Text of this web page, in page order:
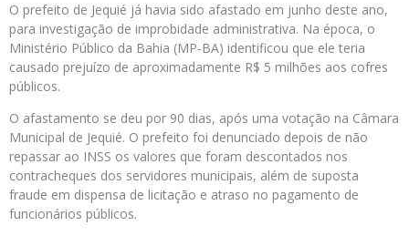
O prefeito de Jequié já havia sido afastado em junho deste ano,
para investigação de improbidade administrativa. Na época, o
Ministério Público da Bahia (MP-BA) identificou que ele teria
causado prejuízo de aproximadamente R$ 5 milhões aos cofres
públicos.
O afastamento se deu por 90 dias, após uma votação na Câmara
Municipal de Jequié. O prefeito foi denunciado depois de não
repassar ao INSS os valores que foram descontados nos
contracheques dos servidores municipais, além de suposta
fraude em dispensa de licitação e atraso no pagamento de
funcionários públicos.